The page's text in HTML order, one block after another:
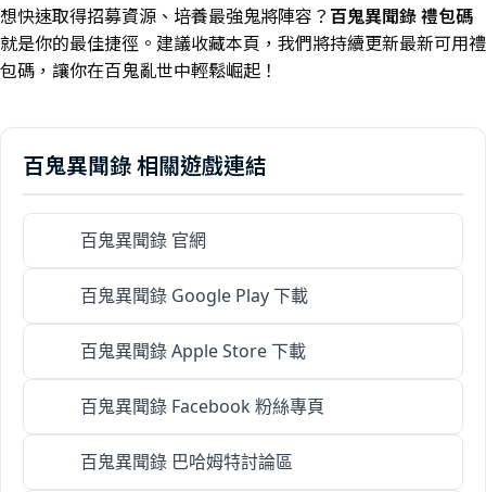
想快速取得招募資源、培養最強鬼將陣容？ 百鬼異聞錄 禮包碼
就是你的最佳捷徑。建議收藏本頁，我們將持續更新最新可用禮
包碼，讓你在百鬼亂世中輕鬆崛起！
百鬼異聞錄 相關遊戲連結
百鬼異聞錄 官網
百鬼異聞錄 Google Play 下載
百鬼異聞錄 Apple Store 下載
百鬼異聞錄 Facebook 粉絲專頁
百鬼異聞錄 巴哈姆特討論區